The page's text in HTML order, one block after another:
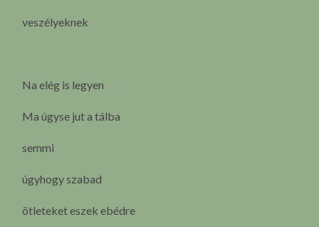
veszélyeknek
Na elég is legyen
Ma úgyse jut a tálba
semmi
úgyhogy szabad
ötleteket eszek ebédre